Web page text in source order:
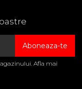
).
Afla mai